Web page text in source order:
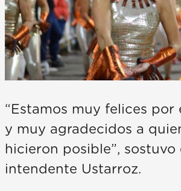
“Estamos muy felices por
y muy agradecidos a
hicieron posible”, sostuvo
intendente Ustarroz.